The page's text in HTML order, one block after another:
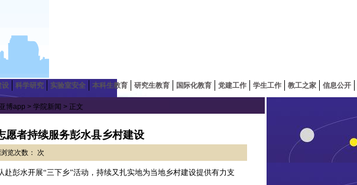
设 科学研究 实验室安全 本科生教育 研究生教育 国际化教育 党建工作 学生工作 教工之家 信息公开
博app > 学院新闻 > 正文
愿者持续服务彭水县乡村建设
览次数： 次
赴彭水开展“三下乡”活动，持续又扎实地为当地乡村建设提供有力支